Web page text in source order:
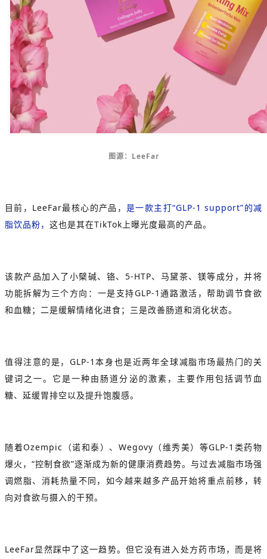
图源：LeeFar
目前，LeeFar最核心的产品，是一款主打“GLP-1 support”的减
脂饮品粉， 这也是其在TikTok上曝光度最高的产品。
该款产品加入了小檗碱、铬、5-HTP、马黛茶、镁等成分，并将
功能拆解为三个方向：一是支持GLP-1通路激活，帮助调节食欲
和血糖；二是缓解情绪化进食；三是改善肠道和消化状态。
值得注意的是，GLP-1本身也是近两年全球减脂市场最热门的关
键词之一。它是一种由肠道分泌的激素，主要作用包括调节血
糖、延缓胃排空以及提升饱腹感。
随着Ozempic （诺和泰）、Wegovy（维秀美）等GLP-1类药物
爆火，“控制食欲”逐渐成为新的健康消费趋势。与过去减脂市场强
调燃脂、消耗热量不同，如今越来越多产品开始将重点前移，转
向对食欲与摄入的干预。
LeeFar显然踩中了这一趋势。但它没有进入处方药市场，而是将